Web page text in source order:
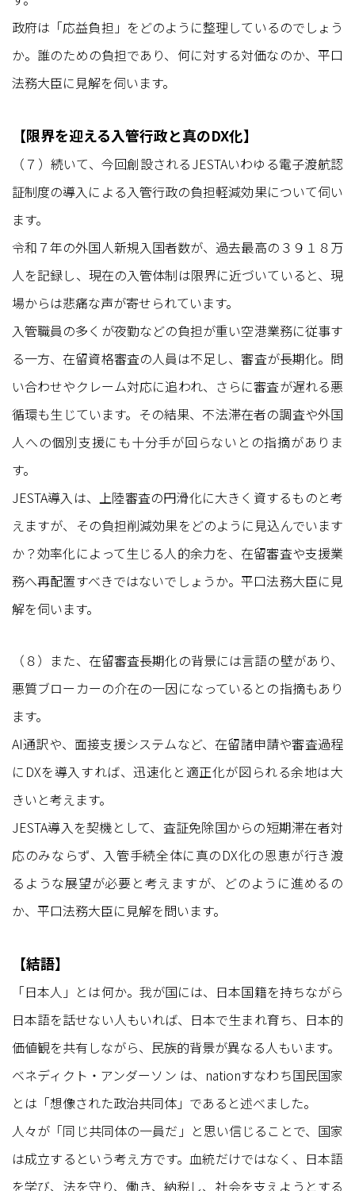
政府は「応益負担」をどのように整理しているのでしょう
か。誰のための負担であり、何に対する対価なのか、平口
法務大臣に見解を伺います。
【限界を迎える入管行政と真のDX化】
（７）続いて、今回創設されるJESTAいわゆる電子渡航認
証制度の導入による入管行政の負担軽減効果について伺い
ます。
令和７年の外国人新規入国者数が、過去最高の３９１８万
人を記録し、現在の入管体制は限界に近づいていると、現
場からは悲痛な声が寄せられています。
入管職員の多くが夜勤などの負担が重い空港業務に従事す
る一方、在留資格審査の人員は不足し、審査が長期化。問
い合わせやクレーム対応に追われ、さらに審査が遅れる悪
循環も生じています。その結果、不法滞在者の調査や外国
人への個別支援にも十分手が回らないとの指摘がありま
す。
JESTA導入は、上陸審査の円滑化に大きく資するものと考
えますが、その負担削減効果をどのように見込んでいます
か？効率化によって生じる人的余力を、在留審査や支援業
務へ再配置すべきではないでしょうか。平口法務大臣に見
解を伺います。
（８）また、在留審査長期化の背景には言語の壁があり、
悪質ブローカーの介在の一因になっているとの指摘もあり
ます。
AI通訳や、面接支援システムなど、在留諸申請や審査過程
にDXを導入すれば、迅速化と適正化が図られる余地は大
きいと考えます。
JESTA導入を契機として、査証免除国からの短期滞在者対
応のみならず、入管手続全体に真のDX化の恩恵が行き渡
るような展望が必要と考えますが、どのように進めるの
か、平口法務大臣に見解を問います。
【結語】
「日本人」とは何か。我が国には、日本国籍を持ちながら
日本語を話せない人もいれば、日本で生まれ育ち、日本的
価値観を共有しながら、民族的背景が異なる人もいます。
ベネディクト・アンダーソン は、nationすなわち国民国家
とは「想像された政治共同体」であると述べました。
人々が「同じ共同体の一員だ」と思い信じることで、国家
は成立するという考え方です。血統だけではなく、日本語
を学び、法を守り、働き、納税し、社会を支えようとする